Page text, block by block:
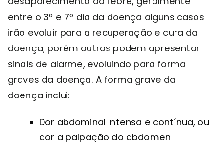
entre o 3º e 7º dia da doença alguns casos
irão evoluir para a recuperação e cura da
doença, porém outros podem apresentar
sinais de alarme, evoluindo para forma
graves da doença. A forma grave da
doença inclui:
Dor abdominal intensa e contínua, ou
dor a palpação do abdomen